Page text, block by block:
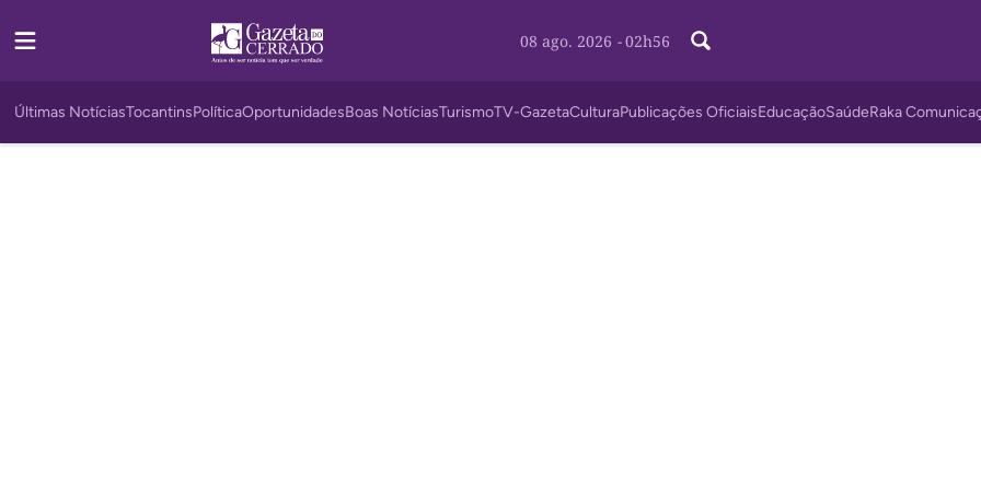
08 ago. 2026 - 02h56
Últimas NotíciasTocantinsPolíticaOportunidadesBoas NotíciasTurismoTV-GazetaCulturaPublicações OficiaisEducaçãoSaúdeRaka